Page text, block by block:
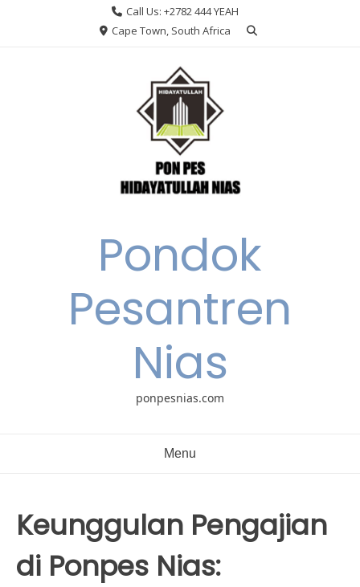
Call Us: +2782 444 YEAH
Cape Town, South Africa
Pondok
Pesantren
Nias
ponpesnias.com
Menu
Keunggulan Pengajian
di Ponpes Nias: